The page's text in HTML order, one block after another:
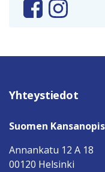
Yhteystiedot
Suomen
Annankatu 12 A 18
00120 Helsinki